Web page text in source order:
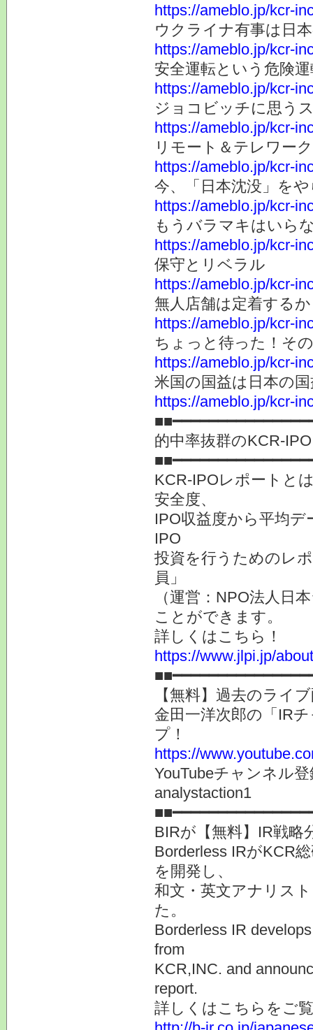
https://ameblo.jp/kcr-
ウクライナ有事は日
https://ameblo.jp/kcr-
安全運転という危険
https://ameblo.jp/kcr-
ジョコビッチに思う
https://ameblo.jp/kcr-
リモート＆テレワー
https://ameblo.jp/kcr-
今、「日本沈没」を
https://ameblo.jp/kcr-
もうバラマキはいら
https://ameblo.jp/kcr-
保守とリベラル
https://ameblo.jp/kcr-
無人店舗は定着する
https://ameblo.jp/kcr-
ちょっと待った！そ
https://ameblo.jp/kcr-
米国の国益は日本の
https://ameblo.jp/kcr-
的中率抜群のKCR-
KCR-IPOレポートと
安全度、
IPO収益度から平均
IPO
投資を行うためのレ
員」
（運営：NPO法人日
ことができます。
詳しくはこちら！
https://www.jlpi.jp/
【無料】過去のライ
金田一洋次郎の「IR
プ！
https://
YouTubeチャンネル
analystaction1
BIRが【無料】IR戦略
Borderless IRがKCR
を開発し、
和文・英文アナリス
た。
Borderless IR
from
KCR,INC. and
report.
詳しくはこちらをご